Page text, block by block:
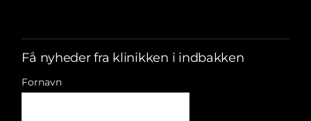
Få nyheder fra klinikken i indbakken
Fornavn